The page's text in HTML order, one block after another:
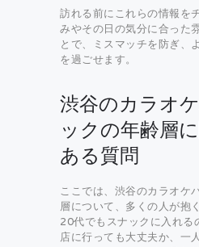
訪れる前にこれらの情報を
みやその日の気分に合った
とで、ミスマッチを防ぎ、
を過ごせます。
渋谷のカラオ
ックの年齢層
ある質問
ここでは、渋谷のカラオケ
層について、多くの人が抱
20代でもスナックに入れる
店に行っても大丈夫か、一